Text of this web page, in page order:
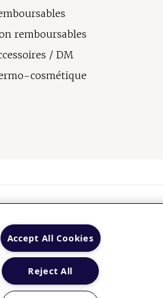
remboursables
/ DM
cosmétique
partenaires Portail de transparence
standard Application IQVIA
du médicament en France
Accept All Cookies
Reject All